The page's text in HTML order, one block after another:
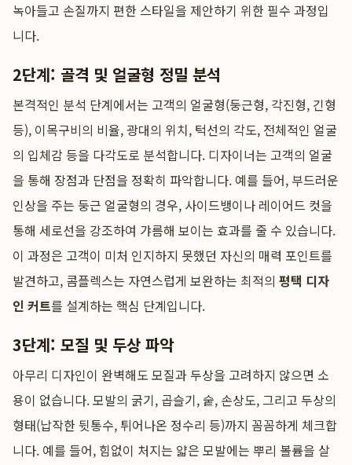
녹아들고 손질까지 편한 스타일을 제안하기 위한 필수 과정입
니다.
2단계: 골격 및 얼굴형 정밀 분석
본격적인 분석 단계에서는 고객의 얼굴형(둥근형, 각진형, 긴형
등), 이목구비의 비율, 광대의 위치, 턱선의 각도, 전체적인 얼굴
의 입체감 등을 다각도로 분석합니다. 디자이너는 고객의 얼굴
을 통해 장점과 단점을 정확히 파악합니다. 예를 들어, 부드러운
인상을 주는 둥근 얼굴형의 경우, 사이드뱅이나 레이어드 컷을
통해 세로선을 강조하여 갸름해 보이는 효과를 줄 수 있습니다.
이 과정은 고객이 미처 인지하지 못했던 자신의 매력 포인트를
발견하고, 콤플렉스는 자연스럽게 보완하는 최적의 평택 디자
인 커트를 설계하는 핵심 단계입니다.
3단계: 모질 및 두상 파악
아무리 디자인이 완벽해도 모질과 두상을 고려하지 않으면 소
용이 없습니다. 모발의 굵기, 곱슬기, 숱, 손상도, 그리고 두상의
형태(납작한 뒷통수, 튀어나온 정수리 등)까지 꼼꼼하게 체크합
니다. 예를 들어, 힘없이 처지는 얇은 모발에는 뿌리 볼륨을 살